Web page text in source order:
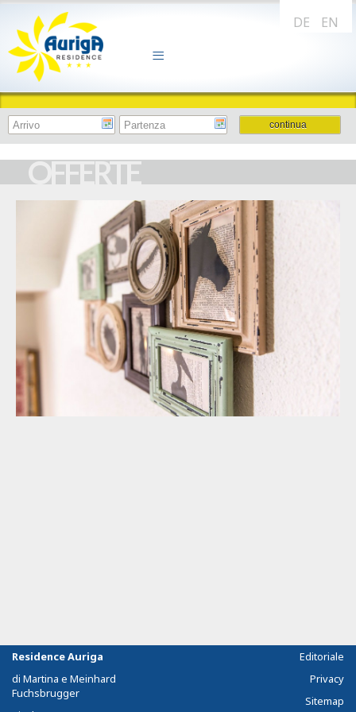
DE EN
OFFERTE
Residence Auriga
di Martina e Meinhard
Fuchsbrugger
Editoriale
Privacy
Sitemap